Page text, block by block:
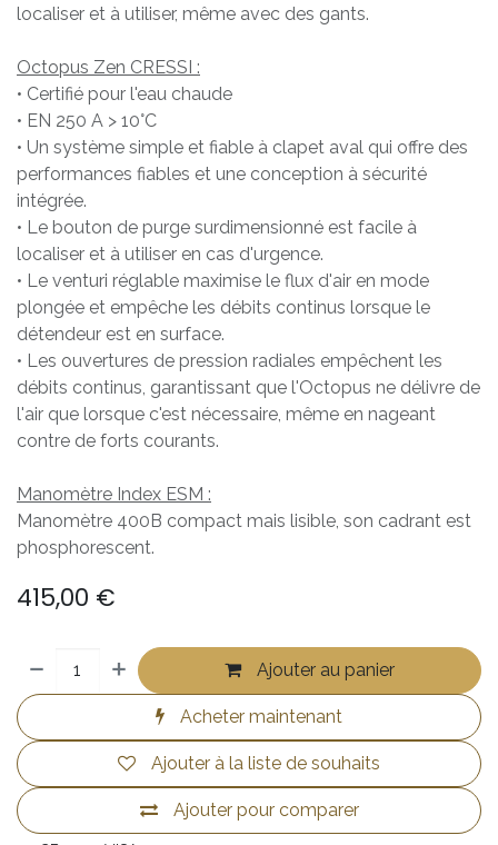
localiser et à utiliser, même avec des gants.
Octopus Zen CRESSI :
• Certifié pour l'eau chaude
• EN 250 A > 10°C
• Un système simple et fiable à clapet aval qui offre des
performances fiables et une conception à sécurité
intégrée.
• Le bouton de purge surdimensionné est facile à
localiser et à utiliser en cas d'urgence.
• Le venturi réglable maximise le flux d'air en mode
plongée et empêche les débits continus lorsque le
détendeur est en surface.
• Les ouvertures de pression radiales empêchent les
débits continus, garantissant que l'Octopus ne délivre de
l'air que lorsque c'est nécessaire, même en nageant
contre de forts courants.
Manomètre Index ESM :
Manomètre 400B compact mais lisible, son cadrant est
phosphorescent.
415,00 €
Ajouter au panier
Acheter maintenant
Ajouter pour comparer
Ajouter à la liste de souhaits